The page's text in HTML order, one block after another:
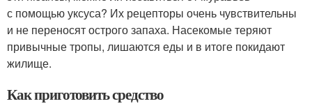
с помощью уксуса? Их рецепторы очень чувствительны
и не переносят острого запаха. Насекомые теряют
привычные тропы, лишаются еды и в итоге покидают
жилище.
Как приготовить средство